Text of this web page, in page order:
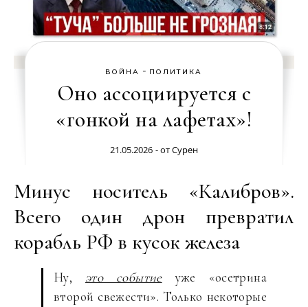
ВОЙНА - ПОЛИТИКА
Оно ассоциируется с
«гонкой на лафетах»!
21.05.2026 - отСурен
Минус носитель «Калибров».
Всего один дрон превратил
корабль РФ в кусок железа
Ну, это событиеуже «осетрина
второй свежести». Только некоторые